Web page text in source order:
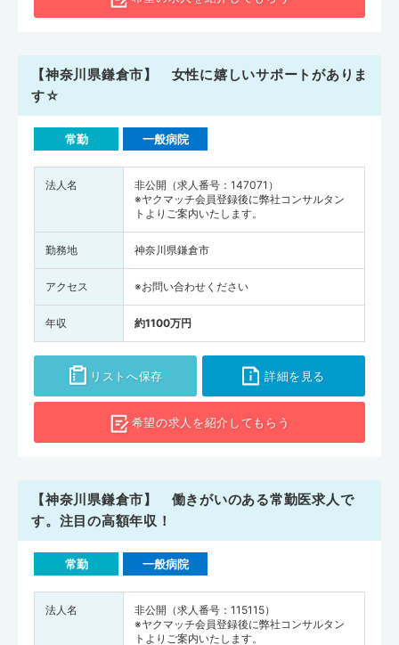
【神奈川県鎌倉市】 女性に嬉しいサポートがありま
す☆
常勤 一般病院
法人名
非公開（求人番号：147071）
※ヤクマッチ会員登録後に弊社コンサルタン
トよりご案内いたします。
勤務地 神奈川県鎌倉市
アクセス ※お問い合わせください
年収 約1100万円
リストへ保存 詳細を見る
希望の求人を紹介してもらう
【神奈川県鎌倉市】 働きがいのある常勤医求人で
す。注目の高額年収！
常勤 一般病院
法人名
非公開（求人番号：115115）
※ヤクマッチ会員登録後に弊社コンサルタン
トよりご案内いたします。